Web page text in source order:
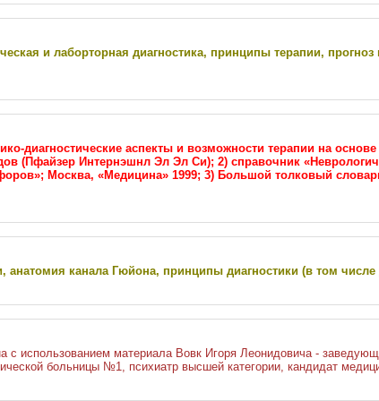
и лаборторная диагностика, принципы терапии,
диагностические аспекты и возможности терапии на
Интернэшнл Эл Эл Си); 2) справочник
Москва, «Медицина» 1999; 3) Большой толковый
анатомия канала Гюйона, принципы диагностики (в том
с использованием материала Вовк Игоря Леонидовича -
больницы №1, психиатр высшей категории, кандидат